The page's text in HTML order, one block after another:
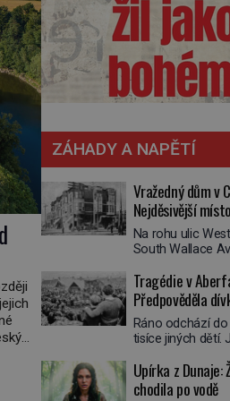
ZÁHADY A NAPĚTÍ
Vražedný dům v
Nejděsivější
Na rohu ulic
South Wallace
Nemá žádný
pamětní desku.
místní
chodí do sklepa.
totiž sídlil sériový
v dějinách
Tragédie v
Předpověděla
sesuv půdy?
Ráno odchází
tisíce jiných dětí.
snem. Ve škole,
zná, tentokrát
Upírka z Dunaje:
chodila po vodě